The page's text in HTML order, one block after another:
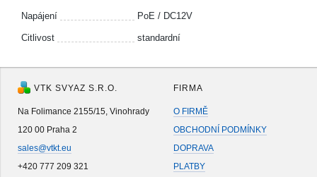
Napájení PoE / DC12V
Citlivost standardní
VTK SVYAZ S.R.O.
Na Folimance 2155/15, Vinohrady
120 00 Praha 2
sales@vtkt.eu
+420 777 209 321
FIRMA
O FIRMĚ
OBCHODNÍ PODMÍNKY
DOPRAVA
PLATBY